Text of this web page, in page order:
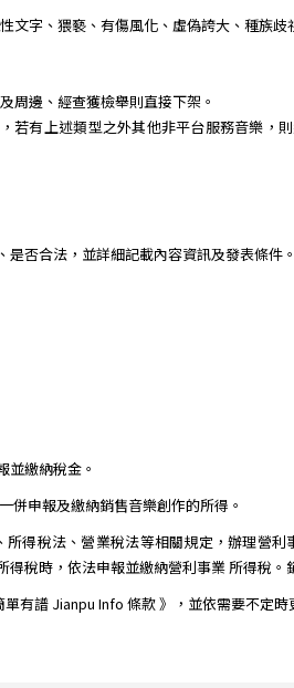
文字、猥褻、有傷風化、虛偽誇大、種族
周邊、經查獲檢舉則直接下架。
若有上述類型之外其他非平台服務音樂，
否合法，並詳細記載內容資訊及發表條件
並繳納稅金。
併申報及繳納銷售音樂創作的所得。
得稅法、營業稅法等相關規定，辦理營
稅時，依法申報並繳納營利事業 所得稅
有譜 Jianpu Info 條款 》，並依需要不定時